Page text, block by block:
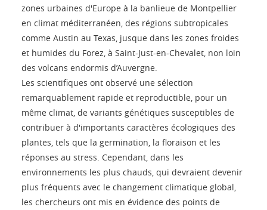
zones urbaines d'Europe à la banlieue de Montpellier
en climat méditerranéen, des régions subtropicales
comme Austin au Texas, jusque dans les zones froides
et humides du Forez, à Saint-Just-en-Chevalet, non loin
des volcans endormis d’Auvergne.
Les scientifiques ont observé une sélection
remarquablement rapide et reproductible, pour un
même climat, de variants génétiques susceptibles de
contribuer à d'importants caractères écologiques des
plantes, tels que la germination, la floraison et les
réponses au stress. Cependant, dans les
environnements les plus chauds, qui devraient devenir
plus fréquents avec le changement climatique global,
les chercheurs ont mis en évidence des points de